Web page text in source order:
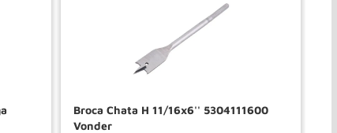
Broca Chata H 11/16x6'' 5304111600
Vonder